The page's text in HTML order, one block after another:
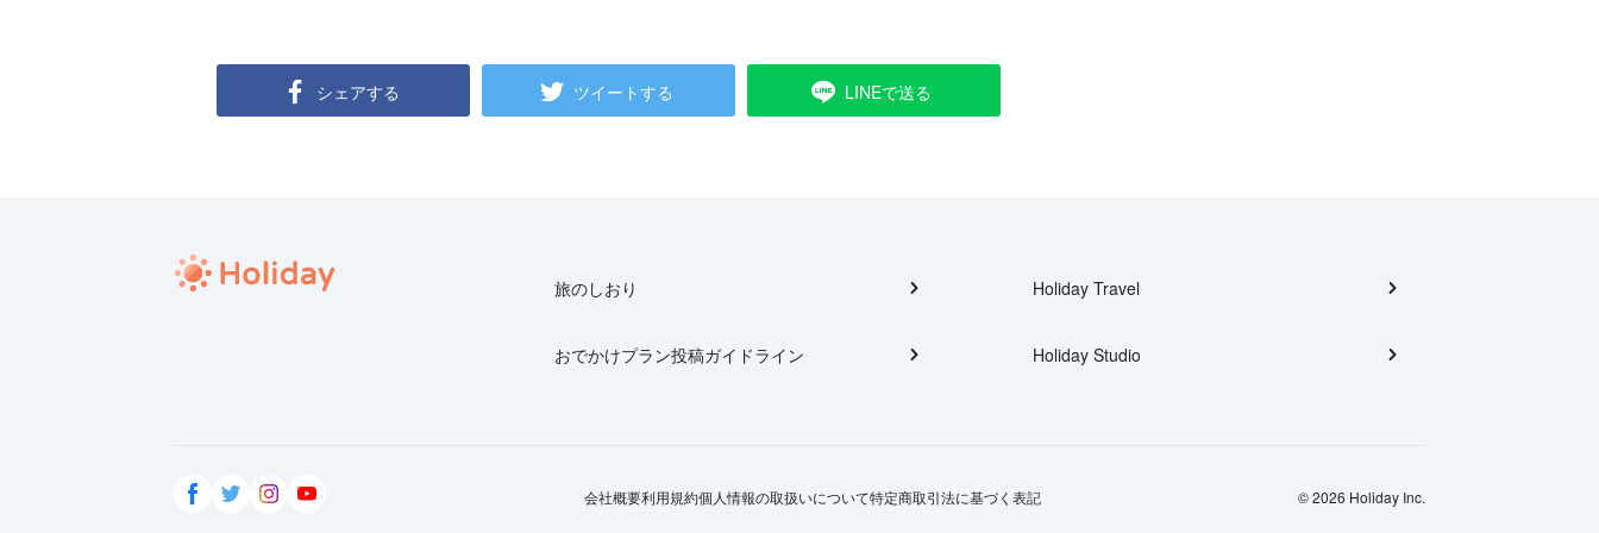
シェアする ツイートする LINEで送る
旅のしおり
おでかけプラン投稿ガイドライン
Holiday Travel
Holiday Studio
会社概要利用規約個人情報の取扱いについて特定商取引法に基づく表記 © 2026 Holiday Inc.